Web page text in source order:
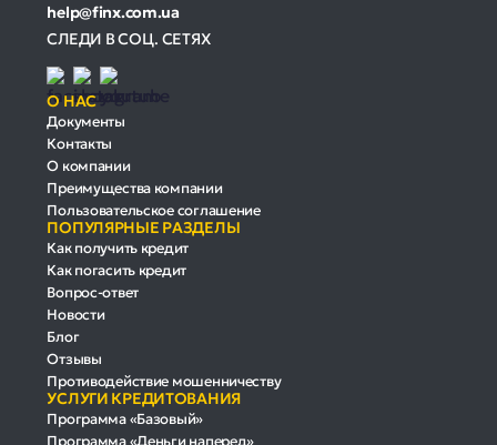
help@finx.com.ua
СЛЕДИ В СОЦ. СЕТЯХ
О НАС
Документы
Контакты
О компании
Преимущества компании
Пользовательское соглашение
ПОПУЛЯРНЫЕ РАЗДЕЛЫ
Как получить кредит
Как погасить кредит
Вопрос-ответ
Новости
Блог
Отзывы
Противодействие мошенничеству
УСЛУГИ КРЕДИТОВАНИЯ
Программа «Базовый»
Программа «Деньги наперед»